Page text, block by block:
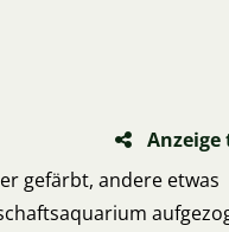
Anzeige
gefärbt, andere etwas